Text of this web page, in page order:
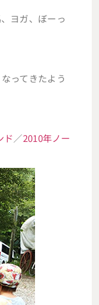
ヨガ、ぼーっ
ってきたよう
ド／2010年ノー